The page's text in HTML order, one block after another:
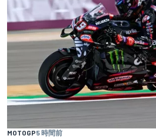
MOTOGP5 時間前